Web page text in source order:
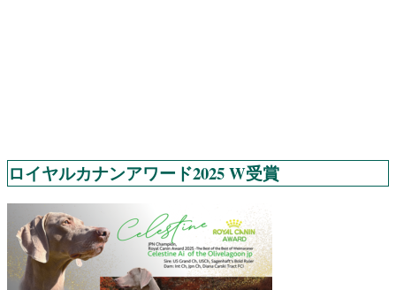
ロイヤルカナンアワード2025 W受賞